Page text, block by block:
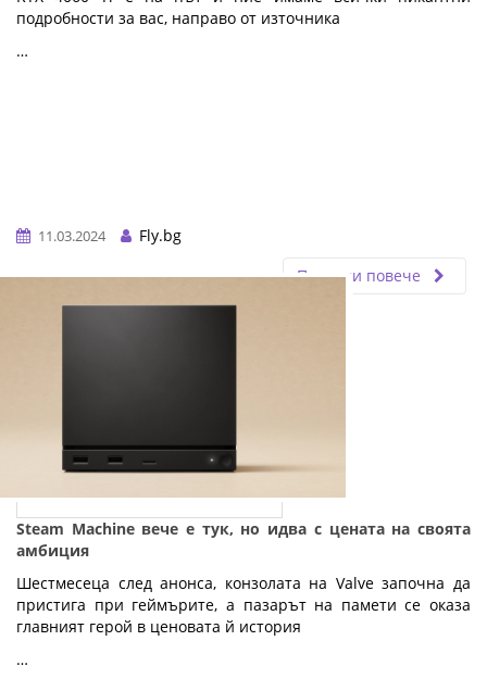
подробности за вас, направо от източника
…
11.03.2024
Fly.bg
Прочети повече
Steam Machine вече е тук, но идва с цената на своята
амбиция
Шестмесеца след анонса, конзолата на Valve започна да
пристига при геймърите, а пазарът на памети се оказа
главният герой в ценовата й история
…